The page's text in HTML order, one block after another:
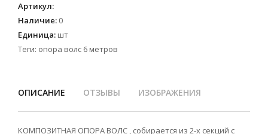
Артикул:
Наличие: 0
Единица: шт
Теги: опора волс 6 метров
ОПИСАНИЕ ОТЗЫВЫ ИЗОБРАЖЕНИЯ
КОМПОЗИТНАЯ ОПОРА ВОЛС , собирается из 2-х секций с